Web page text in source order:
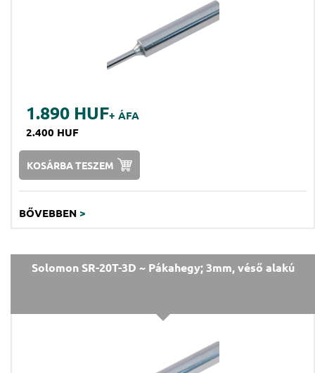
1.890 HUF+ ÁFA
2.400 HUF
KOSÁRBA TESZEM
BŐVEBBEN >
Solomon SR-20T-3D ~ Pákahegy; 3mm, véső alakú